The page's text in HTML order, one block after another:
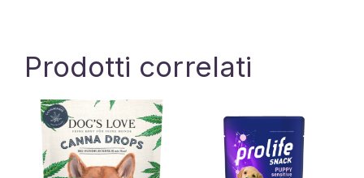
Prodotti correlati